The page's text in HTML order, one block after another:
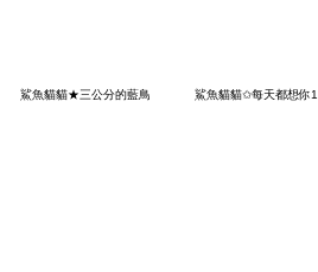
鯊魚貓貓★三公分的藍鳥